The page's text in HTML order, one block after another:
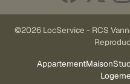
©2026 LocService - RCS
AppartementMaison